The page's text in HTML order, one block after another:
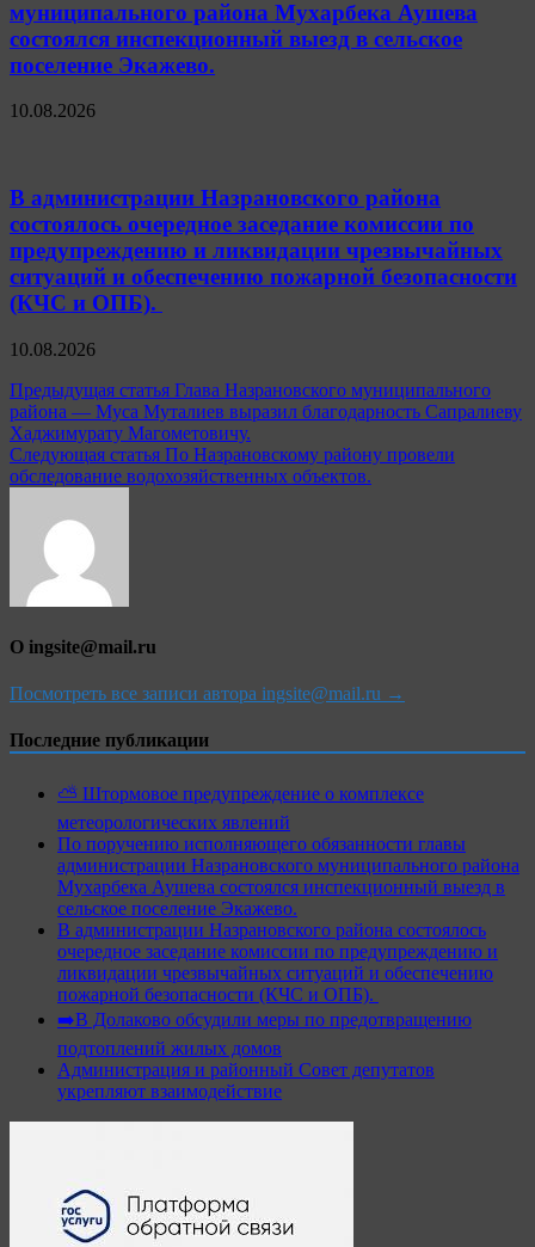
муниципального района Мухарбека Аушева
состоялся инспекционный выезд в сельское
поселение Экажево.
10.08.2026
В администрации Назрановского района
состоялось очередное заседание комиссии по
предупреждению и ликвидации чрезвычайных
ситуаций и обеспечению пожарной безопасности
(КЧС и ОПБ).
10.08.2026
Навигация
по
записям
Предыдущая статья Глава Назрановского муниципального
района — Муса Муталиев выразил благодарность Сапралиеву
Хаджимурату Магометовичу.
Следующая статья По Назрановскому району провели
обследование водохозяйственных объектов.
О ingsite@mail.ru
Посмотреть все записи автора ingsite@mail.ru →
Последние публикации
⛅️ Штормовое предупреждение о комплексе
метеорологических явлений
По поручению исполняющего обязанности главы
администрации Назрановского муниципального района
Мухарбека Аушева состоялся инспекционный выезд в
сельское поселение Экажево.
В администрации Назрановского района состоялось
очередное заседание комиссии по предупреждению и
ликвидации чрезвычайных ситуаций и обеспечению
пожарной безопасности (КЧС и ОПБ).
➡️В Долаково обсудили меры по предотвращению
подтоплений жилых домов
Администрация и районный Совет депутатов
укрепляют взаимодействие